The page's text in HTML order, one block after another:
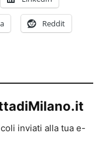
Reddit
inviati alla tua e-